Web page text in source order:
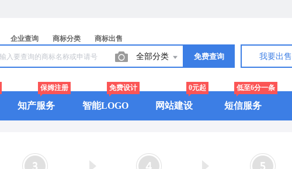
企业查询 商标分类 商标出售
全部分类 免费查询 我要出售
知产服务
保姆注册
智能LOGO
免费设计
网站建设
0元起
短信服务
低至6分一条